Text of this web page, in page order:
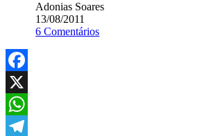
Adonias Soares
13/08/2011
6 Comentários
Facebook
X
WhatsApp